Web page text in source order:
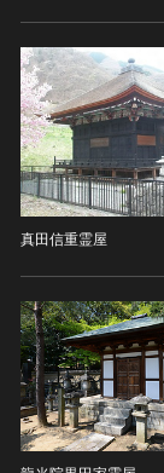
真田信重霊屋
殷（商） [
周 [中国]
春秋時代
戦国時代 [
秦 [中国]
漢 [中国]
三国 [中国]
晋 [中国]
五胡十六
南北朝（
隋 [中国]
唐 [中国]
染織
陶磁
ガラス
その他
その他の
写真
デザイン
書
その他
考古資料
石器・石
土器・土
特別天然
重要文化的
重要伝統
選定保存
未指定
有形文化
有形文化
民俗文化
記念物(史
記念物(名
記念物(天
伝統的建
IN
IN
IN
OR
NO
NO
作権なし-
NO
NO
の法律上）
20件で表示